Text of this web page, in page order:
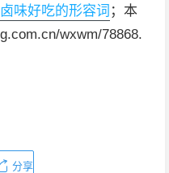
味好吃的形容词 ；本
wxwm/78868.
分享